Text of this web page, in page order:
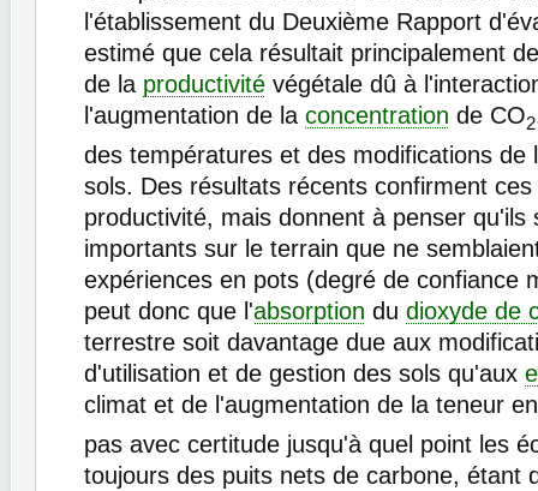
l'établissement du Deuxième Rapport
estimé que cela résultait principalement
de la productivité végétale dû à
l'augmentation de la concentration de CO2
des températures et des modifications de
sols. Des résultats récents confirment ces
productivité, mais donnent à penser qu'ils
importants sur le terrain que ne
expériences en pots (degré de confiance
peut donc que l'absorption du dioxyde de
terrestre soit davantage due aux
d'utilisation et de gestion des sols qu'aux
climat et de l'augmentation de la teneur
pas avec certitude jusqu'à quel point les
toujours des puits nets de carbone, étant